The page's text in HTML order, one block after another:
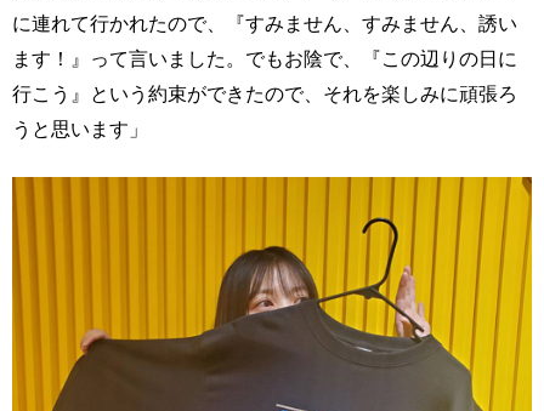
に連れて行かれたので、『すみません、すみません、誘い
ます！』って言いました。でもお陰で、『この辺りの日に
行こう』という約束ができたので、それを楽しみに頑張ろ
うと思います」